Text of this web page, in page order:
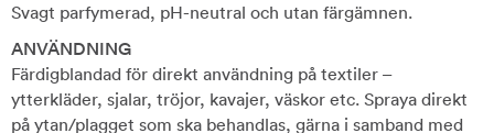
Svagt parfymerad, pH-neutral och utan färgämnen.
ANVÄNDNING
Färdigblandad för direkt användning på textiler –
ytterkläder, sjalar, tröjor, kavajer, väskor etc. Spraya direkt
på ytan/plagget som ska behandlas, gärna i samband med